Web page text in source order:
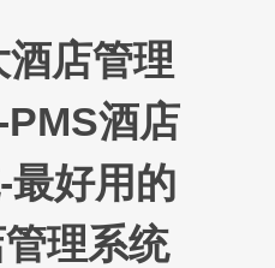
店管理
酒店
最好用的
理系统